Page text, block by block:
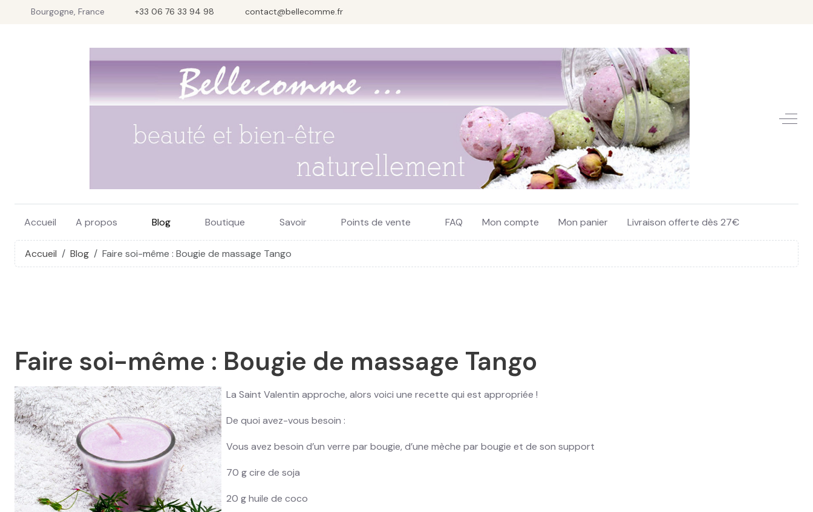
Bourgogne, France +33 06 76 33 94 98 contact@bellecomme.fr
Off-
Accueil A propos Blog Boutique Savoir Points de vente FAQ Mon compte Mon panier Livraison offerte dès 27€
Accueil Blog Faire soi-même : Bougie de massage Tango
Faire soi-même : Bougie de massage Tango
La Saint Valentin approche, alors voici une recette qui est appropriée !
De quoi avez-vous besoin :
Vous avez besoin d’un verre par bougie, d’une mèche par bougie et de son support
70 g cire de soja
20 g huile de coco